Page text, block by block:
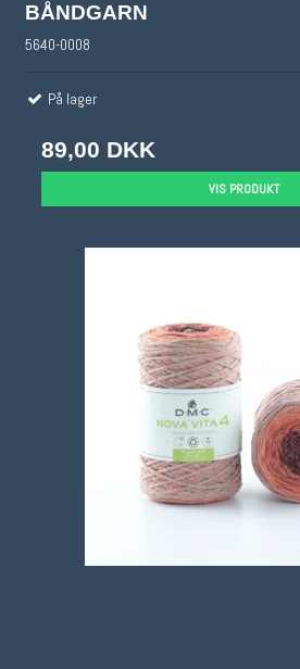
BÅNDGARN
5640-0008
På lager
89,00 DKK
VIS PRODUKT